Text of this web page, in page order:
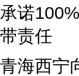
承诺
带责任
青海西宁